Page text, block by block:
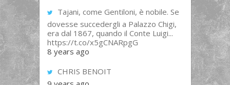
Tajani, come Gentiloni, è nobile. Se
dovesse succedergli a Palazzo Chigi,
era dal 1867, quando il Conte Luigi...
https://t.co/x5gCNARpgG
8 years ago
CHRIS BENOIT